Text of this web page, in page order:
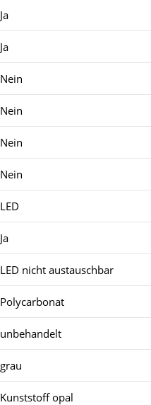
Ja
Ja
Nein
Nein
Nein
Nein
LED
Ja
LED nicht austauschbar
Polycarbonat
unbehandelt
grau
Kunststoff opal